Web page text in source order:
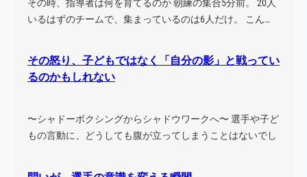
その時、指導者は何を育てるのか 朝練の集合5分前。 20人
いるはずのチームで、集まっているのは6人だけ。 こん…
その怒り、子どもではなく「自分の影」と戦ってい
るのかもしれない
〜シャドーボクシングからシャドウワークへ〜 選手や子ど
もの言動に、どうしても腹が立ってしまうことはないでし